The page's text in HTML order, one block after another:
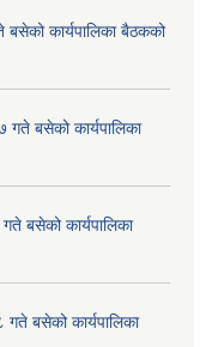
बसेको कार्यपालिका बैठकको
गते बसेको कार्यपालिका
बसेको कार्यपालिका
गते बसेको कार्यपालिका